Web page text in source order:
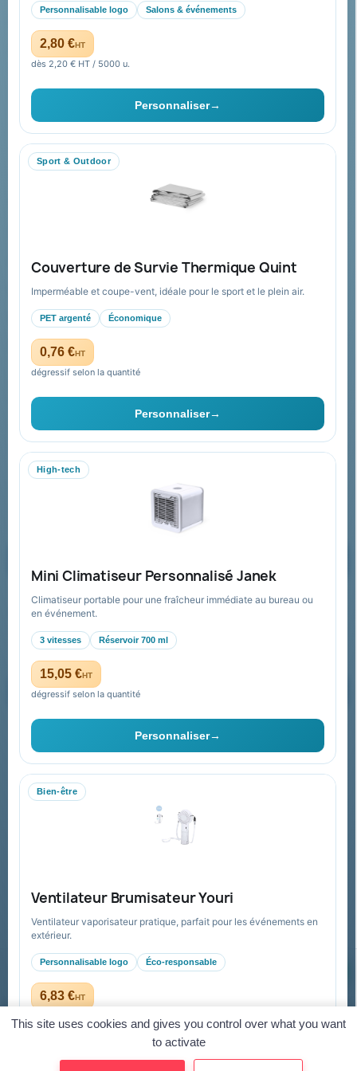
Personnalisable logo Salons & événements
2,80 €HT
dès 2,20 € HT / 5000 u.
Personnaliser→
Sport & Outdoor
Couverture de Survie Thermique Quint
Imperméable et coupe-vent, idéale pour le sport et le plein air.
PET argenté Économique
0,76 €HT
dégressif selon la quantité
Personnaliser→
High-tech
Mini Climatiseur Personnalisé Janek
Climatiseur portable pour une fraîcheur immédiate au bureau ou
en événement.
3 vitesses Réservoir 700 ml
15,05 €HT
dégressif selon la quantité
Personnaliser→
Bien-être
Ventilateur Brumisateur Youri
Ventilateur vaporisateur pratique, parfait pour les événements en
extérieur.
Personnalisable logo Éco-responsable
6,83 €HT
Personnaliser→
Catalogue goodies
Cadeaux de fin d’année
accompagnement global
Ils nous ont fait confiance
Livraison
FAQ sur Promenoch Goodies Pub France
Conditions de retour
Paiement sécurisé
Plan du site
Contact & devis
06 09 53 17 41
WhatsApp
equipe@promenoch-goodies.com
Recevez nos offres spéciales
Vous pouvez vous désinscrire à tout moment. Vous trouverez pour
cela nos informations de contact dans les conditions d'utilisation du
site.
Collectivités & administrations
Devis, mandat administratif et facturation Chorus Pro
© 2026 Goodies Pub France — Tous droits réservés
Mentions légales
Virement Mandat administratif Visa Mastercard
This site uses cookies and gives you control over what you want
to activate